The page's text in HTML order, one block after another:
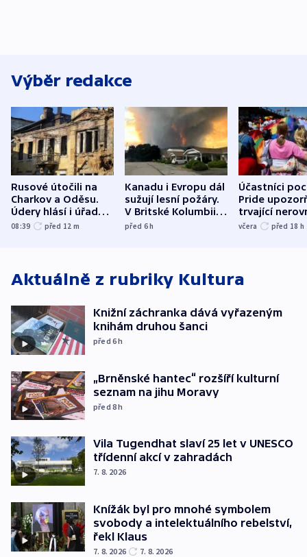
Výběr redakce
Rusové útočili na
Charkov a Oděsu.
Údery hlásí i úřady v
Bělgorodu
08:39 před 12 m
Kanadu i Evropu dál
sužují lesní požáry.
V Britské Kolumbii
evakuovali tisíce lidí
před 6h
Účastníci
Pride
trvající
včera před 18 h
Aktuálně z rubriky Kultura
Knižní záchranka dává vyřazeným
knihám druhou šanci
před 6h
„Brněnské hantec“ rozšíří kulturní
seznam na jihu Moravy
před 8h
Vila Tugendhat slaví 25 let v UNESCO
třídenní akcí v zahradách
7. 8. 2026
Knížák byl pro mnohé symbolem
svobody a intelektuálního rebelství,
řekl Klaus
7. 8. 2026 7. 8. 2026